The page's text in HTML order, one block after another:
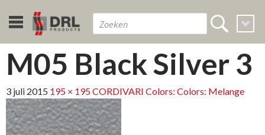
M05 Black Silver 3
3 juli 2015 195 × 195CORDIVARI Colors: Colors: Melange